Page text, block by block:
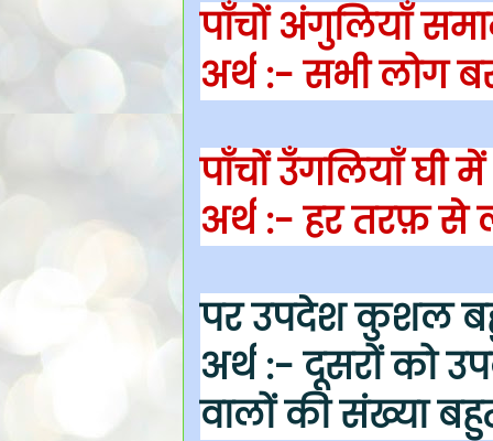
पाँचों अंगुलियाँ
अर्थ :- सभी लोग
पाँचों उँगलियाँ घी में
अर्थ :- हर तरफ़ से
पर उपदेश कुशल
अर्थ :- दूसरों को
वालों की संख्या